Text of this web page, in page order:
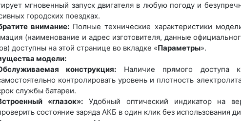
мгновенный запуск двигателя в любую погоду и
городских поездках.
внимание:Полные технические характеристики
(наименование и адрес изготовителя, данные
доступны на этой странице во вкладке «Параметры».
модели:
конструкция: Наличие прямого доступа к
контролировать уровень и плотность
службы батареи.
«глазок»:Удобный оптический индикатор на
состояние заряда АКБ в один клик без использования